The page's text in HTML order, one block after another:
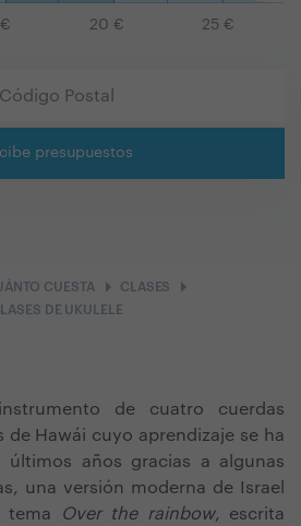
€ 20 € 25 €
presupuestos
CUESTAarrow_right CLASES arrow_right
DE UKULELE
de cuatro cuerdas
de Hawái cuyo aprendizaje se ha
últimos años gracias a algunas
una versión moderna de Israel
tema
Over the rainbow, escrita